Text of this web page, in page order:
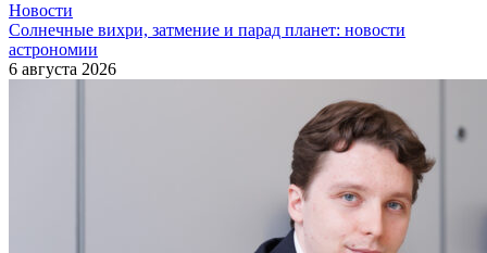
Новости
Солнечные вихри, затмение и парад планет: новости
астрономии
6 августа 2026